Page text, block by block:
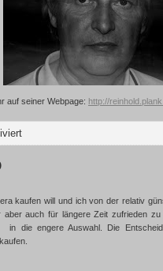
auf seiner Webpage: http://
kaufen will und ich von der relativ
auch für längere Zeit zufrieden
in die engere Auswahl. Die
kaufen.